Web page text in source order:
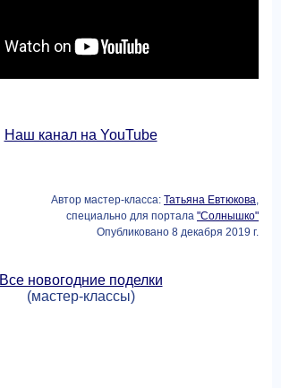
Наш канал на YouTube
Автор мастер-класса: Татьяна Евтюкова,
специально для портала "Солнышко"
Опубликовано 8 декабря 2019 г.
Все новогодние поделки
(мастер-классы)